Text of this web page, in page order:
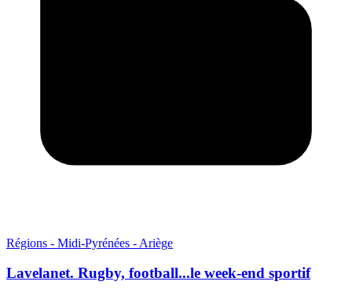
Régions - Midi-Pyrénées - Ariège
Lavelanet. Rugby, football...le week-end sportif